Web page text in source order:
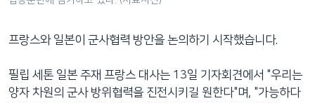
로프랑스와 일본이 군사협력 방안을 논의하기 시작했습니다.
필립 세톤 일본 주재 프랑스 대사는 13일 기자회견에서 "우리는
양자 차원의 군사 방위협력을 진전시키길 원한다"며, "가능하다